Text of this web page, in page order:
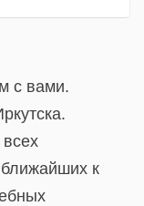
с вами.
ближайших к